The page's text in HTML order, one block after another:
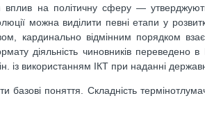
вплив на політичну сферу —
можна виділити певні етапи у
кардинально відмінним порядком
діяльність чиновників переведено в
використанням ІКТ при наданні
поняття. Складність